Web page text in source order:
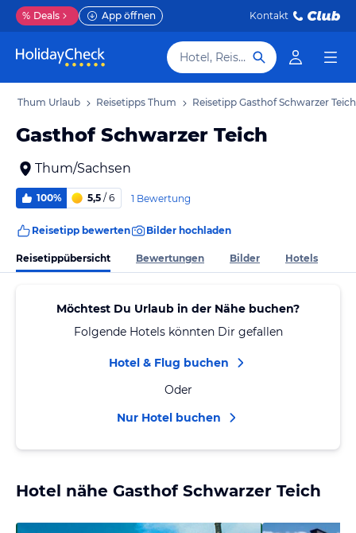
% Deals App öffnen Kontakt
Hotel, Reiseziel
Thum Urlaub Reisetipps Thum Reisetipp Gasthof Schwarzer Teich
Gasthof Schwarzer Teich
Thum/Sachsen
100% 5,5 / 6 1 Bewertung
Reisetipp bewerten Bilder hochladen
Reisetippübersicht Bewertungen Bilder Hotels
Möchtest Du Urlaub in der Nähe buchen?
Folgende Hotels könnten Dir gefallen
Hotel & Flug buchen
Oder
Nur Hotel buchen
Hotel nähe Gasthof Schwarzer Teich